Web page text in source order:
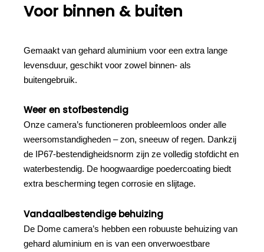
Voor binnen & buiten
Gemaakt van gehard aluminium voor een extra lange
levensduur, geschikt voor zowel binnen- als
buitengebruik.
Weer en stofbestendig
Onze camera’s functioneren probleemloos onder alle
weersomstandigheden – zon, sneeuw of regen. Dankzij
de IP67-bestendigheidsnorm zijn ze volledig stofdicht en
waterbestendig. De hoogwaardige poedercoating biedt
extra bescherming tegen corrosie en slijtage.
Vandaalbestendige behuizing
De Dome camera’s hebben een robuuste behuizing van
gehard aluminium en is van een onverwoestbare